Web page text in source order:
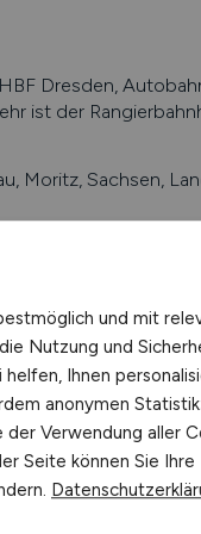
Dresden,
ist der
Moritz, Sachsen,
Dresden
(HTW Dresden),
Tourismus- und
Jobangebote
AG & Co.
AOK, Siemens AG,
- Stadtwerke
und mit
Nutzung und
Ihnen
anonymen
Verwendung aller
Seite können Sie Ihre